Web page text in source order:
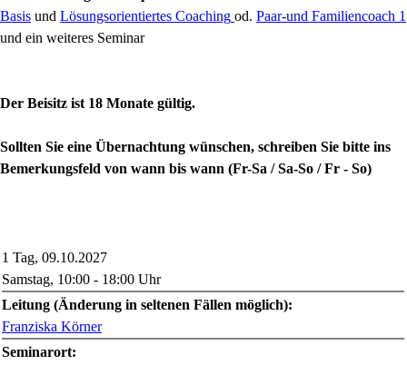
Basis und Lösungsorientiertes Coaching od. Paar-und Familiencoach 1
und ein weiteres Seminar
Der Beisitz ist 18 Monate gültig.
Sollten Sie eine Übernachtung wünschen, schreiben Sie bitte ins
Bemerkungsfeld von wann bis wann (Fr-Sa / Sa-So / Fr - So)
1 Tag, 09.10.2027
Samstag, 10:00 - 18:00 Uhr
Leitung (Änderung in seltenen Fällen möglich):
Franziska Körner
Seminarort: